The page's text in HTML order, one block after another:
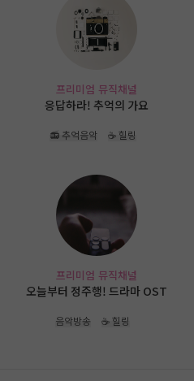
프리미엄 뮤직채널
응답하라! 추억의 가요
📻 추억음악 ☕ 힐링
프리미엄 뮤직채널
오늘부터 정주행! 드라마 OST
음악방송 ☕ 힐링